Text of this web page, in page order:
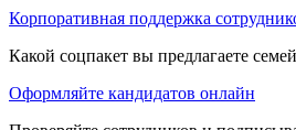
Корпоративная поддержка
Какой соцпакет вы предлагаете
Оформляйте кандидатов онлайн